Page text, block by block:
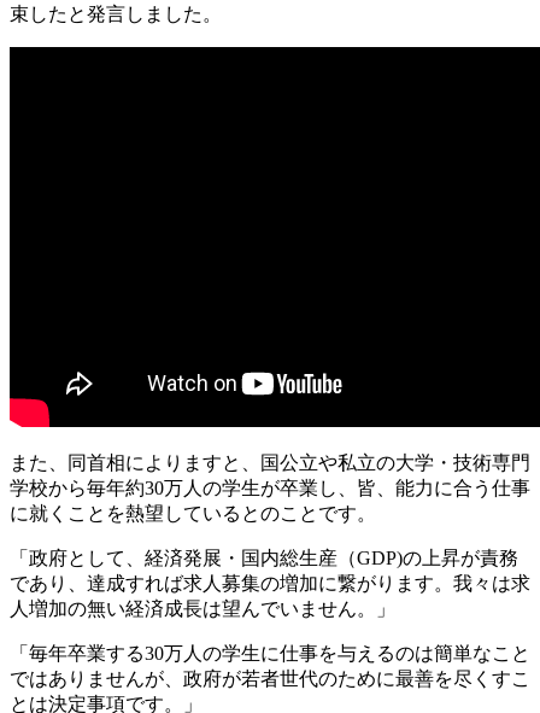
束したと発言しました。
また、同首相によりますと、国公立や私立の大学・技術専門
学校から毎年約30万人の学生が卒業し、皆、能力に合う仕事
に就くことを熱望しているとのことです。
「政府として、経済発展・国内総生産（GDP)の上昇が責務
であり、達成すれば求人募集の増加に繋がります。我々は求
人増加の無い経済成長は望んでいません。」
「毎年卒業する30万人の学生に仕事を与えるのは簡単なこと
ではありませんが、政府が若者世代のために最善を尽くすこ
とは決定事項です。」